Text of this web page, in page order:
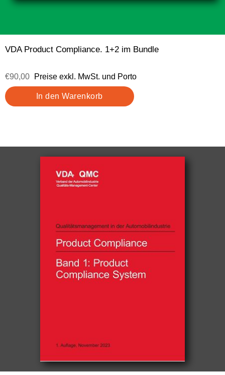
VDA Product Compliance. 1+2 im Bundle
€90,00 Preise exkl. MwSt. und Porto